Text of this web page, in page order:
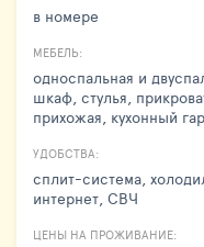
в номере
МЕБЕЛЬ:
односпальная и
шкаф, стулья,
прихожая, кухонный
УДОБСТВА:
сплит-система,
интернет, СВЧ
ЦЕНЫ НА ПРОЖИВАНИЕ: